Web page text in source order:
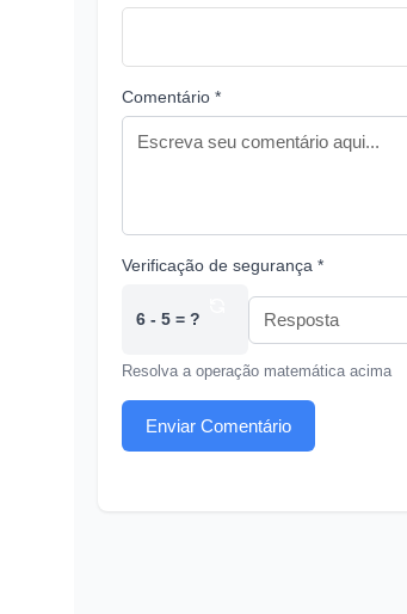
Comentário *
Verificação de segurança *
6 - 5 = ?
Resolva a operação matemática acima
Enviar Comentário